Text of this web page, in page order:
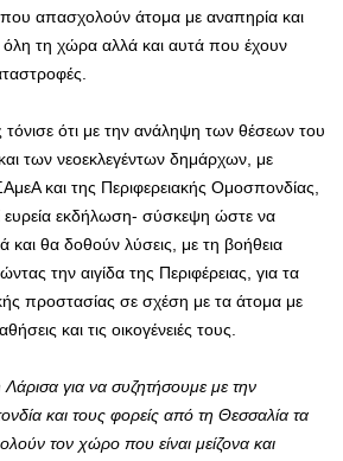
απασχολούν άτομα με αναπηρία και
όλη τη χώρα αλλά και αυτά που έχουν
ότι με την ανάληψη των θέσεων του
των νεοεκλεγέντων δημάρχων, με
και της Περιφερειακής Ομοσπονδίας,
ευρεία εκδήλωση- σύσκεψη ώστε να
και θα δοθούν λύσεις, με τη βοήθεια
την αιγίδα της Περιφέρειας, για τα
προστασίας σε σχέση με τα άτομα με
και τις οικογένειές τους.
για να συζητήσουμε με την
και τους φορείς από τη Θεσσαλία τα
τον χώρο που είναι μείζονα και